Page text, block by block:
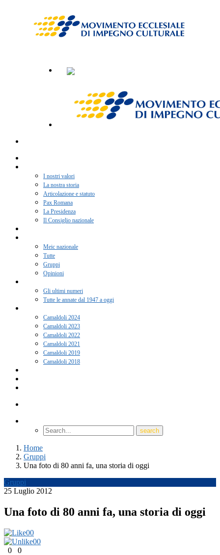
I nostri valori
La nostra storia
Articolazione e statuto
Pax Romana
La Presidenza
Il Consiglio nazionale
Meic nazionale
Tutte
Gruppi
Opinioni
Gli ultimi numeri
Tutte le annate dal 1947 a oggi
Camaldoli 2024
Camaldoli 2023
Camaldoli 2022
Camaldoli 2021
Camaldoli 2019
Camaldoli 2018
Home
Gruppi
Una foto di 80 anni fa, una storia di oggi
Gruppi
25 Luglio 2012
Una foto di 80 anni fa, una storia di oggi
00
00
0
0